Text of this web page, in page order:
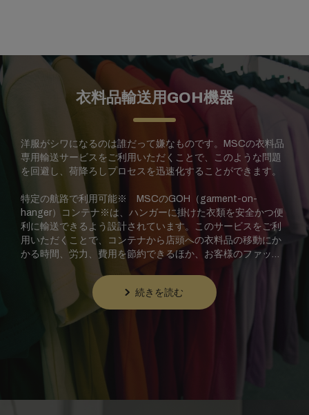
衣料品輸送用GOH機器
洋服がシワになるのは誰だって嫌なものです。MSCの衣料品
専用輸送サービスをご利用いただくことで、このような問題
を回避し、荷降ろしプロセスを迅速化することができます。
特定の航路で利用可能※ MSCのGOH（garment-on-
hanger）コンテナ※は、ハンガーに掛けた衣類を安全かつ便
利に輸送できるよう設計されています。このサービスをご利
用いただくことで、コンテナから店頭への衣料品の移動にか
かる時間、労力、費用を節約できるほか、お客様のファッシ
ョン貨物が最良の状態で最終目的地に到着することを保証し
在庫状況によりご利用いただけない場合があります。お近くの
代理店にご確認ください。
続きを読む